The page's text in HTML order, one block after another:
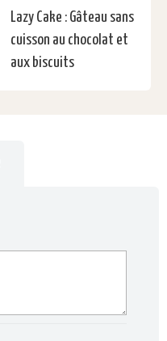
Lazy Cake : Gâteau sans
cuisson au chocolat et
aux biscuits